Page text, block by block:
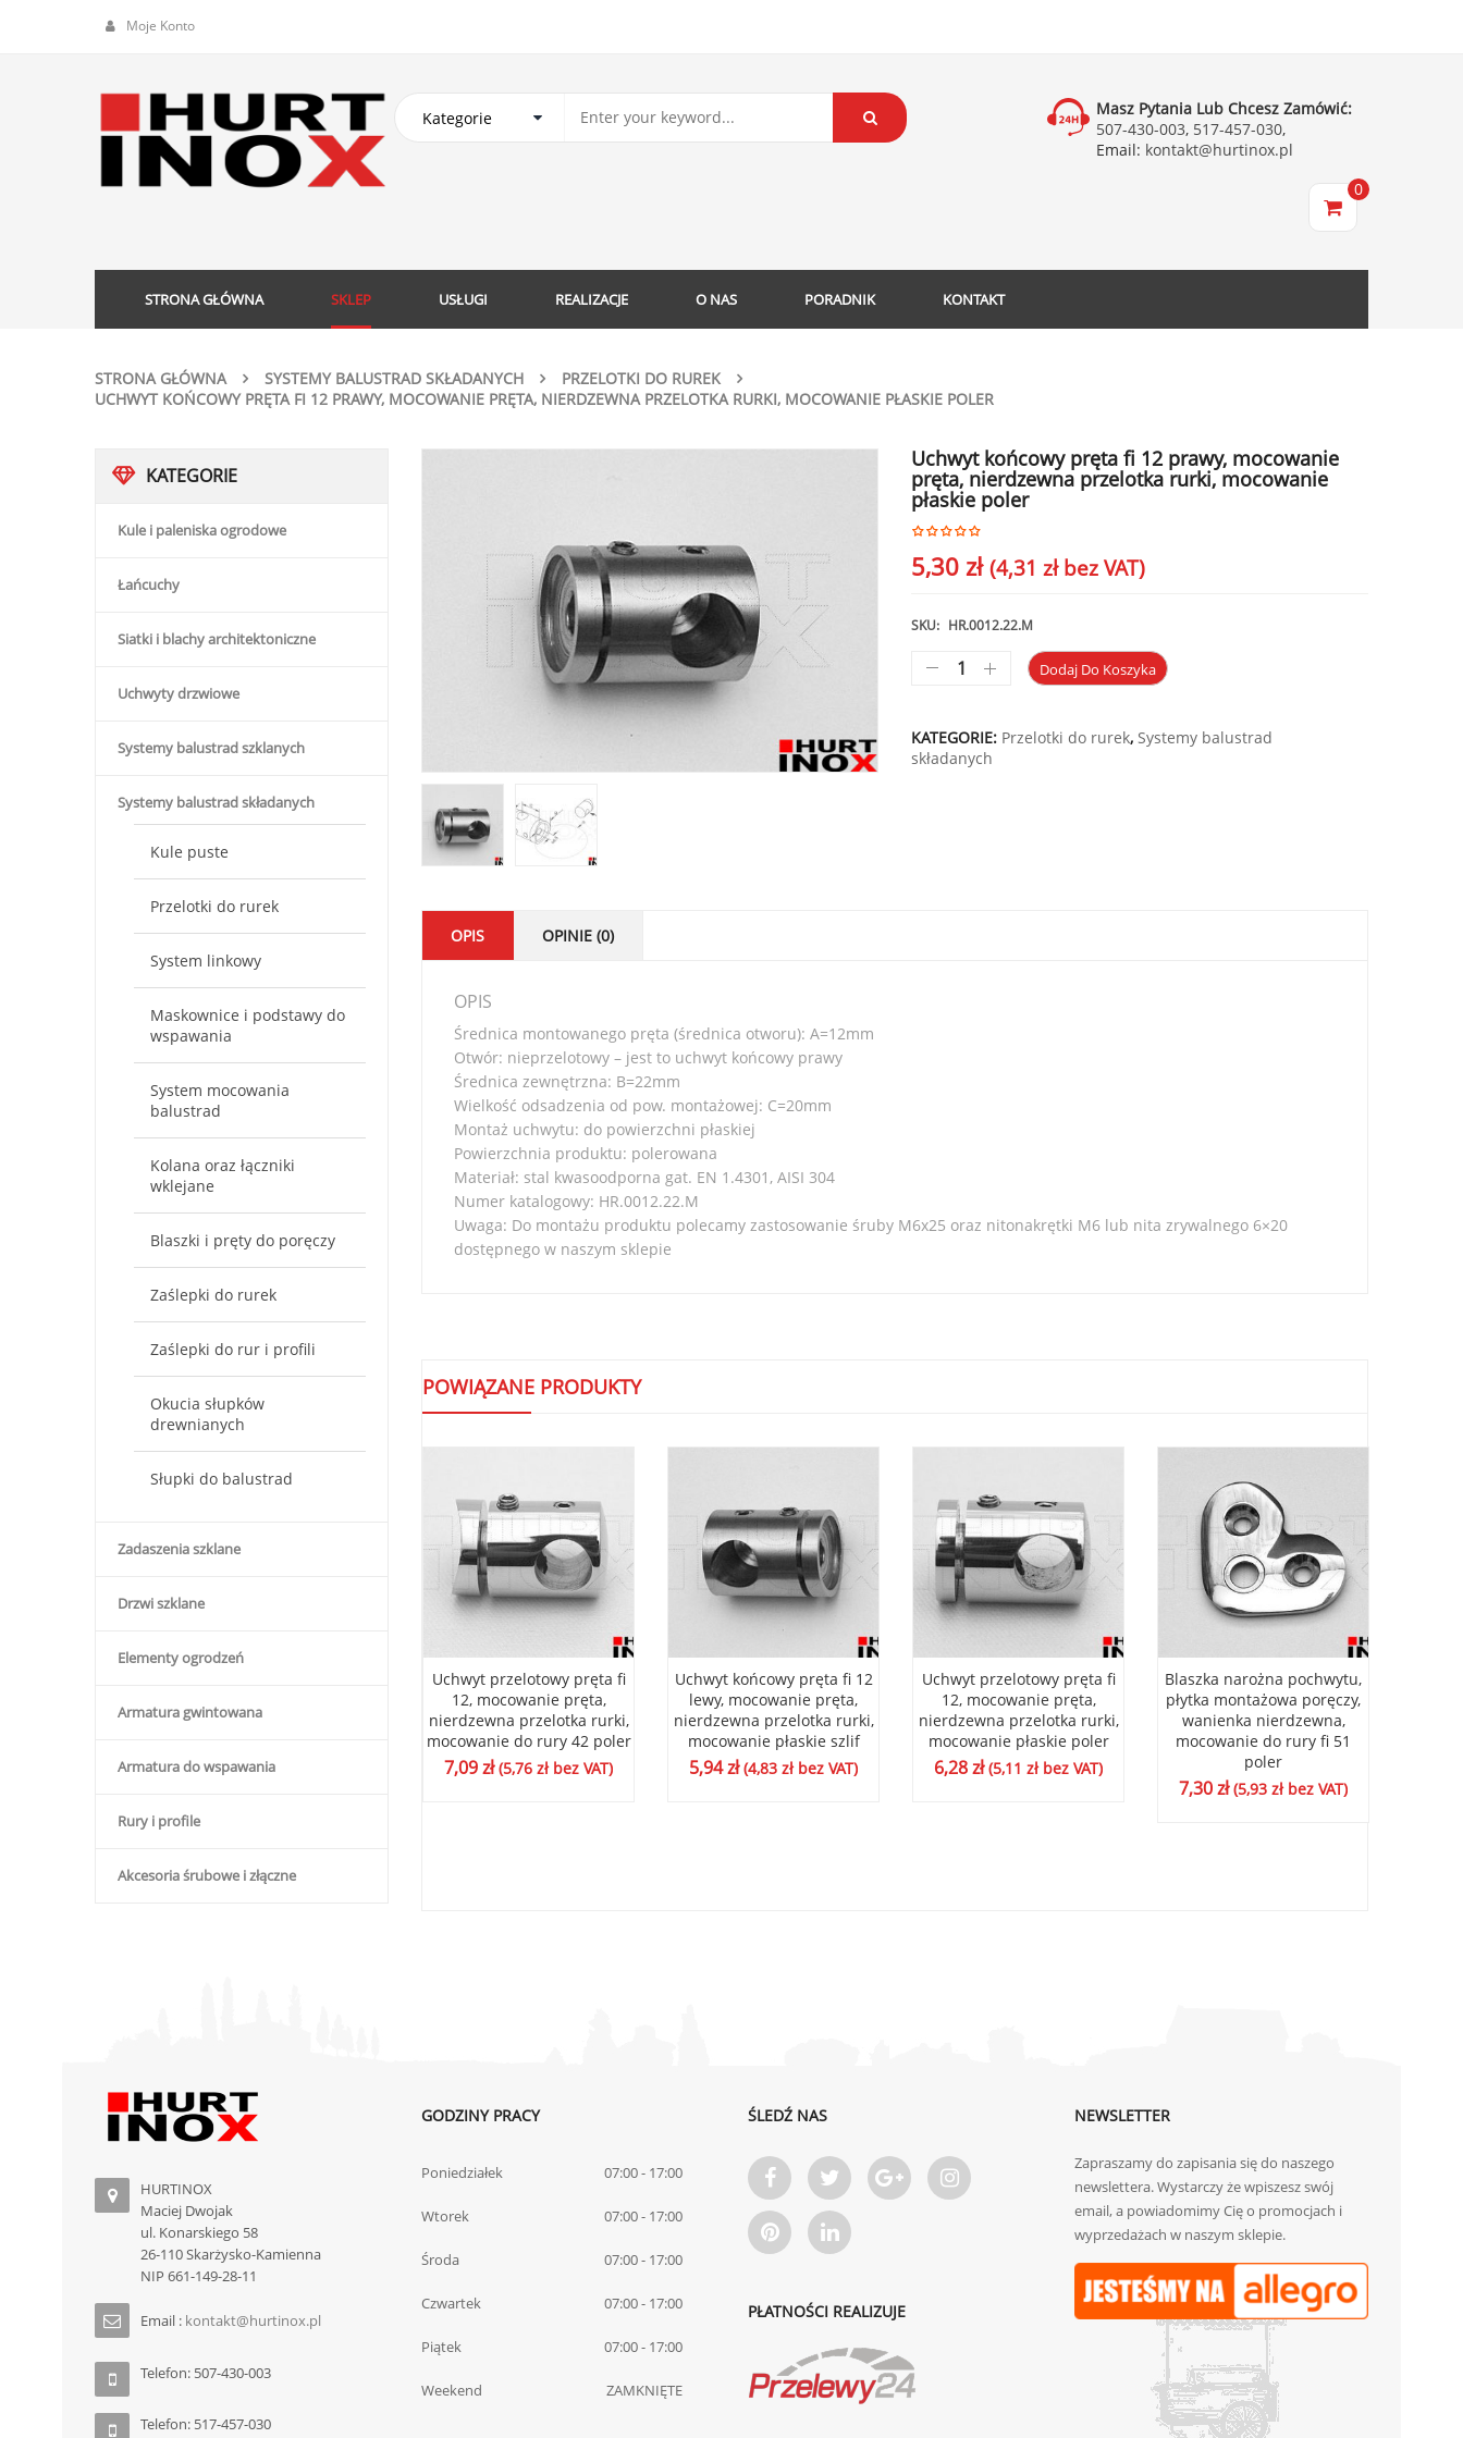
Moje Konto
Masz Pytania Lub Chcesz Zamówić:
507-430-003, 517-457-030,
Email: kontakt@hurtinox.pl
0
STRONA GŁÓWNA SKLEP USŁUGI REALIZACJE O NAS PORADNIK KONTAKT
STRONA GŁÓWNA SYSTEMY BALUSTRAD SKŁADANYCH
PRZELOTKI DO RUREK
UCHWYT KOŃCOWY PRĘTA FI 12 PRAWY, MOCOWANIE PRĘTA, NIERDZEWNA PRZELOTKA RURKI, MOCOWANIE PŁASKIE POLER
KATEGORIE
Kule i paleniska ogrodowe
Łańcuchy
Siatki i blachy architektoniczne
Uchwyty drzwiowe
Systemy balustrad szklanych
Systemy balustrad składanych
Kule puste
Przelotki do rurek
System linkowy
Maskownice i podstawy do
wspawania
System mocowania
balustrad
Kolana oraz łączniki
wklejane
Blaszki i pręty do poręczy
Zaślepki do rurek
Zaślepki do rur i profili
Okucia słupków
drewnianych
Słupki do balustrad
Zadaszenia szklane
Drzwi szklane
Elementy ogrodzeń
Armatura gwintowana
Armatura do wspawania
Rury i profile
Akcesoria śrubowe i złączne
Uchwyt końcowy pręta fi 12 prawy, mocowanie
pręta, nierdzewna przelotka rurki, mocowanie
płaskie poler
5,30 zł (4,31 złbez VAT)
SKU: HR.0012.22.M
Dodaj Do Koszyka
KATEGORIE: Przelotki do rurek, Systemy balustrad
składanych
OPIS OPINIE (0)
OPIS
Średnica montowanego pręta (średnica otworu): A=12mm
Otwór: nieprzelotowy – jest to uchwyt końcowy prawy
Średnica zewnętrzna: B=22mm
Wielkość odsadzenia od pow. montażowej: C=20mm
Montaż uchwytu: do powierzchni płaskiej
Powierzchnia produktu: polerowana
Materiał: stal kwasoodporna gat. EN 1.4301, AISI 304
Numer katalogowy: HR.0012.22.M
Uwaga: Do montażu produktu polecamy zastosowanie śruby M6x25 oraz nitonakrętki M6 lub nita zrywalnego 6×20
dostępnego w naszym sklepie
POWIĄZANE PRODUKTY
nierdzewna,
wanienka nierdzewna,
poler
Uchwyt przelotowy pręta fi
12, mocowanie pręta,
nierdzewna przelotka rurki,
mocowanie do rury 42 poler
7,09zł (5,76 złbez VAT)
Uchwyt końcowy pręta fi 12
lewy, mocowanie pręta,
nierdzewna przelotka rurki,
mocowanie płaskie szlif
5,94zł (4,83 złbez VAT)
Uchwyt przelotowy pręta fi
12, mocowanie pręta,
nierdzewna przelotka rurki,
mocowanie płaskie poler
6,28zł (5,11 złbez VAT)
Blaszka narożna pochwytu,
płytka montażowa poręczy,
wanienka nierdzewna,
mocowanie do rury fi 51
poler
7,30zł (5,93 złbez VAT)
HURTINOX
Maciej Dwojak
ul. Konarskiego 58
26-110 Skarżysko-Kamienna
NIP 661-149-28-11
Email : kontakt@hurtinox.pl
Telefon: 507-430-003
Telefon: 517-457-030
GODZINY PRACY
Poniedziałek 07:00 - 17:00
Wtorek 07:00 - 17:00
Środa 07:00 - 17:00
Czwartek 07:00 - 17:00
Piątek 07:00 - 17:00
Weekend ZAMKNIĘTE
ŚLEDŹ NAS
PŁATNOŚCI REALIZUJE
NEWSLETTER
Zapraszamy do zapisania się do naszego
newslettera. Wystarczy że wpiszesz swój
email, a powiadomimy Cię o promocjach i
wyprzedażach w naszym sklepie.